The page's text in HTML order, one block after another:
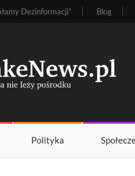
Dezinformacji” Blog
Polityka